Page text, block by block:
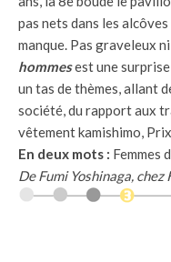
pas nets dans les
manque. Pas graveleux
hommesest une
un tas de thèmes, allant
société, du rapport aux
vêtement kamishimo,
En deux mots : Femmes
De Fumi Yoshinaga,